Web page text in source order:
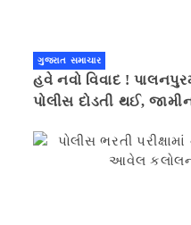
ગુજરાત સમાચાર
હવે નવો વિવાદ !
પોલીસ દોડતી થઈ,